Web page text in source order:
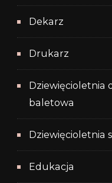
Dekarz
Drukarz
Dziewięcioletnia
baletowa
Dziewięcioletnia
Edukacja